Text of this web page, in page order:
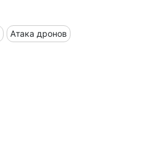
Атака дронов